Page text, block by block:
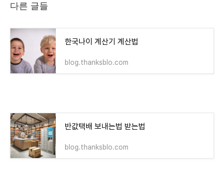
다른 글들
한국나이 계산기 계산법
blog.thanksblo.com
반값택배 보내는법 받는법
blog.thanksblo.com